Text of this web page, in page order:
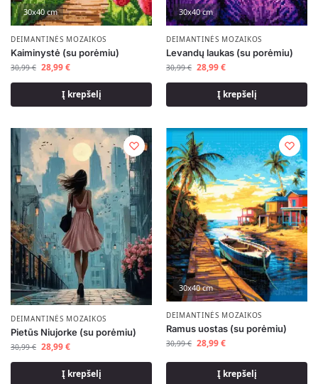
30x40 cm
DEIMANTINĖS MOZAIKOS
Kaiminystė (su porėmiu)
30,99€ 28,99€
Į krepšelį
30x40 cm
DEIMANTINĖS MOZAIKOS
Levandų laukas (su porėmiu)
30,99€ 28,99€
Į krepšelį
DEIMANTINĖS MOZAIKOS
Pietūs Niujorke (su porėmiu)
30,99€ 28,99€
Į krepšelį
30x40 cm
DEIMANTINĖS MOZAIKOS
Ramus uostas (su porėmiu)
30,99€ 28,99€
Į krepšelį